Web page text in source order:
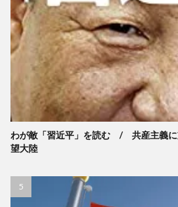
わが敵「習近平」を読む / 共産主義
望大陸